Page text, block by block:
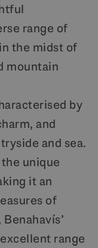
range of
the midst of
mountain
by
and
and sea.
unique
it an
of
range